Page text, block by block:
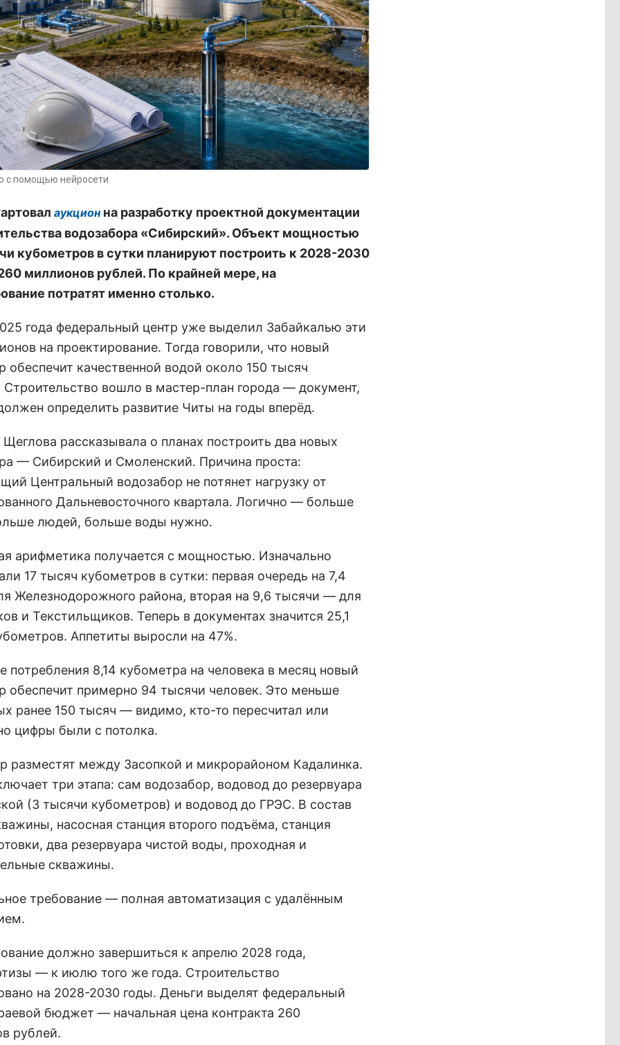
с помощью нейросети
аукционна разработку проектной документации
водозабора «Сибирский». Объект мощностью
кубометров в сутки планируют построить к 2028-2030
миллионов рублей. По крайней мере, на
потратят именно столько.
года федеральный центр уже выделил Забайкалью эти
на проектирование. Тогда говорили, что новый
обеспечит качественной водой около 150 тысяч
Строительство вошло в мастер-план города — документ,
определить развитие Читы на годы вперёд.
рассказывала о планах построить два новых
— Сибирский и Смоленский. Причина проста:
Центральный водозабор не потянет нагрузку от
Дальневосточного квартала. Логично — больше
людей, больше воды нужно.
арифметика получается с мощностью. Изначально
17 тысяч кубометров в сутки: первая очередь на 7,4
Железнодорожного района, вторая на 9,6 тысячи — для
и Текстильщиков. Теперь в документах значится 25,1
Аппетиты выросли на 47%.
потребления 8,14 кубометра на человека в месяц новый
обеспечит примерно 94 тысячи человек. Это меньше
ранее 150 тысяч — видимо, кто-то пересчитал или
цифры были с потолка.
разместят между Засопкой и микрорайоном Кадалинка.
три этапа: сам водозабор, водовод до резервуара
(3 тысячи кубометров) и водовод до ГРЭС. В состав
насосная станция второго подъёма, станция
два резервуара чистой воды, проходная и
скважины.
требование — полная автоматизация с удалённым
должно завершиться к апрелю 2028 года,
— к июлю того же года. Строительство
на 2028-2030 годы. Деньги выделят федеральный
бюджет — начальная цена контракта 260
рублей.